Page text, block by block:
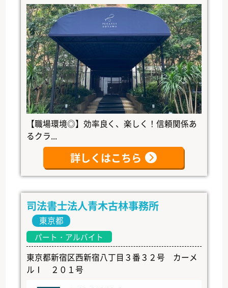
【職場環境◎】効率良く、楽しく！信頼関係あ
るクラ...
詳しくはこちら
司法書士法人青木古林事務所
東京都
パート・アルバイト
東京都新宿区西新宿八丁目３番３２号 カーメ
ルⅠ ２０１号